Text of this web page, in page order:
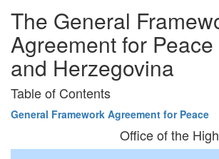
The General
Agreement for
and Herzegovina
Table of Contents
General Framework Agreement for Peace
Office of the